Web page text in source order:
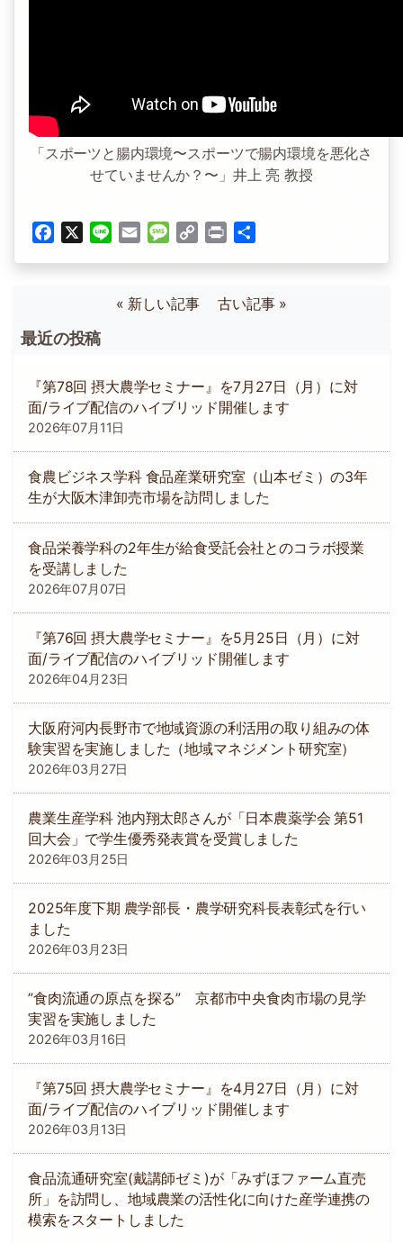
「スポーツと腸内環境〜スポーツで腸内環境を悪化さ
せていませんか？〜」井上 亮 教授
Facebook Line Email Message
Copy Print
« 新しい記事 古い記事 »
最近の投稿
『第78回 摂大農学セミナー』を7月27日（月）に対
面/ライブ配信のハイブリッド開催します
2026年07月11日
食農ビジネス学科 食品産業研究室（山本ゼミ）の3年
生が大阪木津卸売市場を訪問しました
食品栄養学科の2年生が給食受託会社とのコラボ授業
を受講しました
2026年07月07日
『第76回 摂大農学セミナー』を5月25日（月）に対
面/ライブ配信のハイブリッド開催します
2026年04月23日
大阪府河内長野市で地域資源の利活用の取り組みの体
験実習を実施しました（地域マネジメント研究室）
2026年03月27日
農業生産学科 池内翔太郎さんが「日本農薬学会 第51
回大会」で学生優秀発表賞を受賞しました
2026年03月25日
2025年度下期 農学部長・農学研究科長表彰式を行い
ました
2026年03月23日
”食肉流通の原点を探る” 京都市中央食肉市場の見学
実習を実施しました
2026年03月16日
『第75回 摂大農学セミナー』を4月27日（月）に対
面/ライブ配信のハイブリッド開催します
2026年03月13日
食品流通研究室(戴講師ゼミ)が「みずほファーム直売
所」を訪問し、地域農業の活性化に向けた産学連携の
模索をスタートしました